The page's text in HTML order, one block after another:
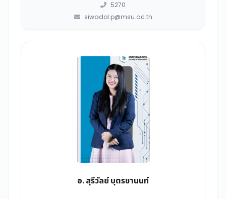
5270
siwadol.p@msu.ac.th
อ. สุรีวัลย์ บุตรชานนท์